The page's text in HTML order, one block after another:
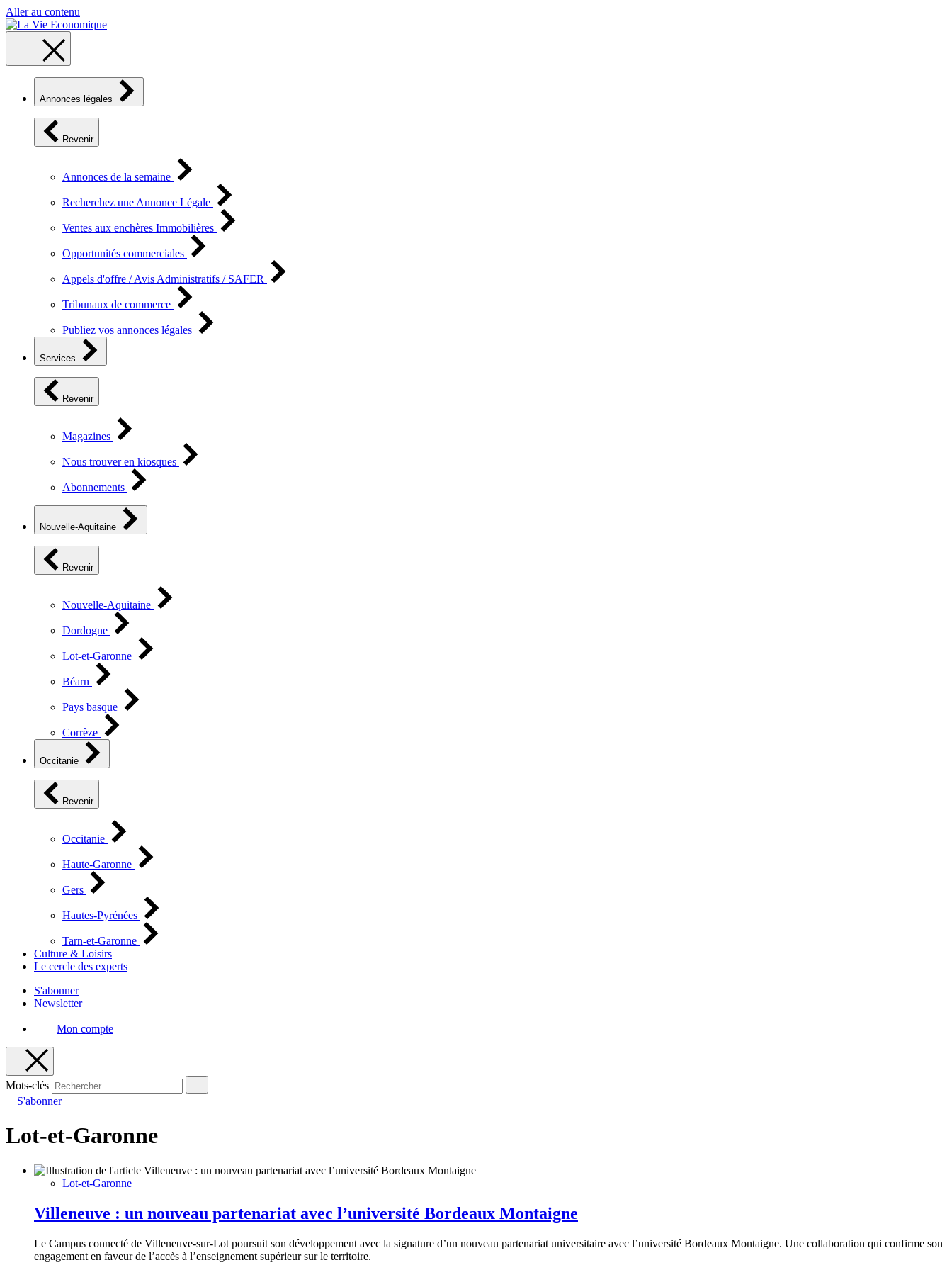
Aller au contenu
Annonces légales
Revenir
Annonces de la semaine
Recherchez une Annonce Légale
Ventes aux enchères Immobilières
Opportunités commerciales
Appels d'offre / Avis Administratifs / SAFER
Tribunaux de commerce
Publiez vos annonces légales
Services
Revenir
Magazines
Nous trouver en kiosques
Abonnements
Nouvelle-Aquitaine
Revenir
Nouvelle-Aquitaine
Dordogne
Lot-et-Garonne
Béarn
Pays basque
Corrèze
Occitanie
Revenir
Occitanie
Haute-Garonne
Gers
Hautes-Pyrénées
Tarn-et-Garonne
Culture & Loisirs
Le cercle des experts
S'abonner
Newsletter
Mon compte
Mots-clés
S'abonner
Lot-et-Garonne
Lot-et-Garonne
Villeneuve : un nouveau partenariat avec l’université Bordeaux Montaigne
Le Campus connecté de Villeneuve-sur-Lot poursuit son développement avec la signature d’un nouveau partenariat universitaire avec l’université Bordeaux Montaigne. Une collaboration qui confirme son
engagement en faveur de l’accès à l’enseignement supérieur sur le territoire.